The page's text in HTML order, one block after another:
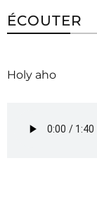
ÉCOUTER
Holy aho